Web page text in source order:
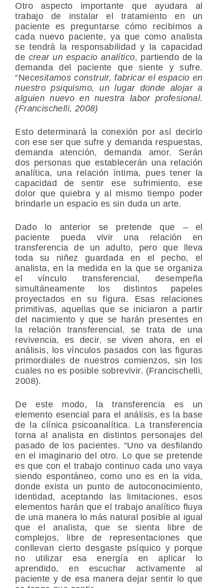
Otro aspecto importante que ayudara al
trabajo de instalar el tratamiento en un
paciente es preguntarse cómo recibimos a
cada nuevo paciente, ya que como analista
se tendrá la responsabilidad y la capacidad
de crear un espacio analítico, partiendo de la
demanda del paciente que siente y sufre.
“Necesitamos construir, fabricar el espacio en
nuestro psiquismo, un lugar donde alojar a
alguien nuevo en nuestra labor profesional.
(Francischelli, 2008)
Esto determinará la conexión por así decirlo
con ese ser que sufre y demanda respuestas,
demanda atención, demanda amor. Serán
dos personas que establecerán una relación
analítica, una relación íntima, pues tener la
capacidad de sentir ese sufrimiento, ese
dolor que quiebra y al mismo tiempo poder
brindarle un espacio es sin duda un arte.
Dado lo anterior se pretende que – el
paciente pueda vivir una relación en
transferencia de un adulto, pero que lleva
toda su niñez guardada en el pecho, el
analista, en la medida en la que se organiza
el vínculo transferencial, desempeña
simultáneamente los distintos papeles
proyectados en su figura. Esas relaciones
primitivas, aquellas que se iniciaron a partir
del nacimiento y que se harán presentes en
la relación transferencial, se trata de una
revivencia, es decir, se viven ahora, en el
análisis, los vínculos pasados con las figuras
primordiales de nuestros comienzos, sin los
cuales no es posible sobrevivir. (Francischelli,
2008).
De este modo, la transferencia es un
elemento esencial para el análisis, es la base
de la clínica psicoanalítica. La transferencia
torna al analista en distintos personajes del
pasado de los pacientes. “Uno va desfilando
en el imaginario del otro. Lo que se pretende
es que con el trabajo continuo cada uno vaya
siendo espontáneo, como uno es en la vida,
donde exista un punto de autoconocimiento,
identidad, aceptando las limitaciones, esos
elementos harán que el trabajo analítico fluya
de una manera lo más natural posible al igual
que el analista, que se sienta libre de
complejos, libre de representaciones que
conllevan cierto desgaste psíquico y porque
no utilizar esa energía en aplicar lo
aprendido, en escuchar activamente al
paciente y de esa manera dejar sentir lo que